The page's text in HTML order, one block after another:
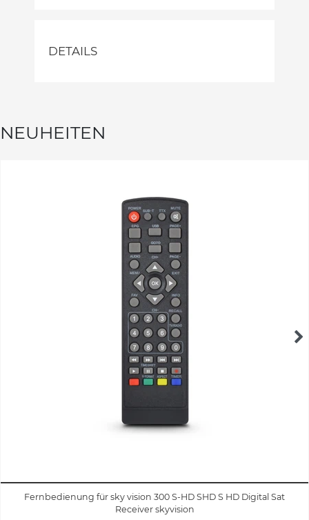
DETAILS
NEUHEITEN
Fernbedienung für sky vision 300 S-HD SHD S HD Digital Sat
Receiver skyvision